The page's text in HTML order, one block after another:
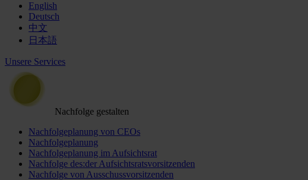
English
Deutsch
中文
日本語
Unsere Services
Nachfolge gestalten
Nachfolgeplanung von CEOs
Nachfolgeplanung
Nachfolgeplanung im Aufsichtsrat
Nachfolge des:der Aufsichtsratsvorsitzenden
Nachfolge von Ausschussvorsitzenden